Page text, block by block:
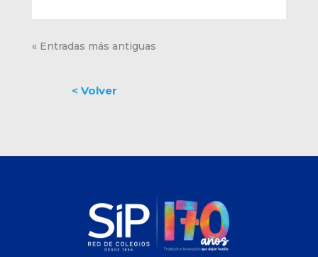
« Entradas más antiguas